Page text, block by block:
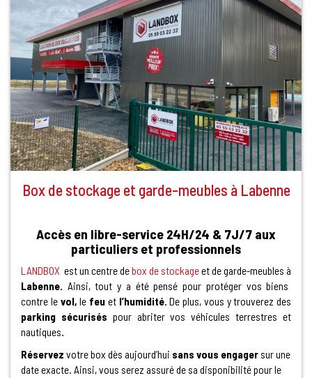
Box de stockage et garde-meubles à Labenne
Accès en libre-service 24H/24 & 7J/7 aux
particuliers et professionnels
LANDBOX est un centre debox de stockageet de garde-meubles à
Labenne. Ainsi, tout y a été pensé pour protéger vos biens
contre levol,le feu et l’humidité.De plus, vous y trouverez des
parking sécurisés pour abriter vos véhicules terrestres et
nautiques.
Réservez votre box dès aujourd’hui sans vous engager sur une
date exacte. Ainsi, vous serez assuré de sa disponibilité pour le